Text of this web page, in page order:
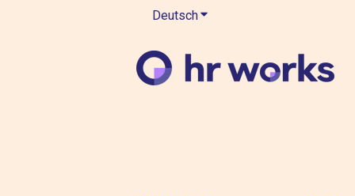
DeutschUntermenü für